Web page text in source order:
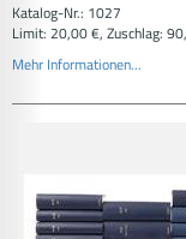
Katalog-Nr.: 1027
Limit: 20,00 €, Zuschlag:
Mehr Informationen...